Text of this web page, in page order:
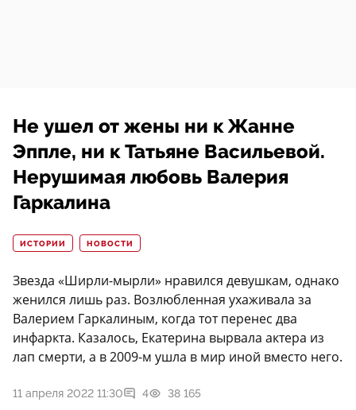
Не ушел от жены ни к Жанне
Эппле, ни к Татьяне Васильевой.
Нерушимая любовь Валерия
Гаркалина
ИСТОРИИ НОВОСТИ
Звезда «Ширли-мырли» нравился девушкам, однако
женился лишь раз. Возлюбленная ухаживала за
Валерием Гаркалиным, когда тот перенес два
инфаркта. Казалось, Екатерина вырвала актера из
лап смерти, а в 2009-м ушла в мир иной вместо него.
11 апреля 2022 11:30 4 38 165